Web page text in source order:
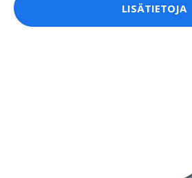
LISÄTIETOJA